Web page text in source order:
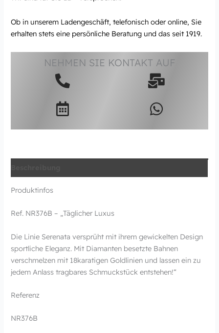
Ob in unserem Ladengeschäft, telefonisch oder online, Sie
erhalten stets eine persönliche Beratung und das seit 1919.
NEHMEN SIE KONTAKT AUF
Produktinfos
Ref. NR376B – „Täglicher Luxus
Die Linie Serenata versprüht mit ihrem gewickelten Design
sportliche Eleganz. Mit Diamanten besetzte Bahnen
verschmelzen mit 18karatigen Goldlinien und lassen ein zu
jedem Anlass tragbares Schmuckstück entstehen!“
Referenz
NR376B